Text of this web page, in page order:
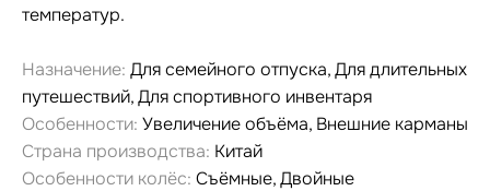
температур.
Назначение: Для семейного отпуска, Для длительных
путешествий, Для спортивного инвентаря
Особенности: Увеличение объёма, Внешние карманы
Страна производства: Китай
Особенности колёс: Съёмные, Двойные